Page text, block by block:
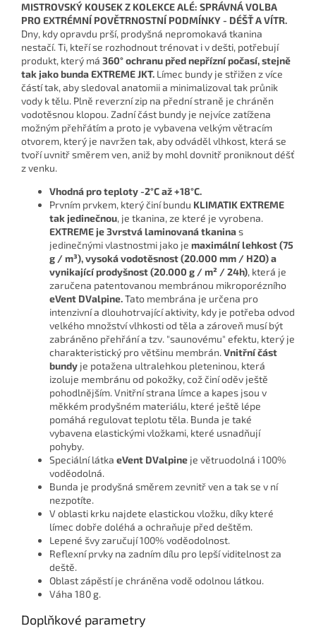
MISTROVSKÝ KOUSEK Z KOLEKCE ALÉ: SPRÁVNÁ VOLBA
PRO EXTRÉMNÍ POVĚTRNOSTNÍ PODMÍNKY - DÉŠŤ A VÍTR.
Dny, kdy opravdu prší, prodyšná nepromokavá tkanina
nestačí. Ti, kteří se rozhodnout trénovat i v dešti, potřebují
produkt, který má 360° ochranu před nepřízní počasí, stejně
tak jako bunda EXTREME JKT. Límec bundy je střižen z více
částí tak, aby sledoval anatomii a minimalizoval tak průnik
vody k tělu. Plně reverzní zip na přední straně je chráněn
vodotěsnou klopou. Zadní část bundy je nejvíce zatížena
možným přehřátím a proto je vybavena velkým větracím
otvorem, který je navržen tak, aby odváděl vlhkost, která se
tvoří uvnitř směrem ven, aniž by mohl dovnitř proniknout déšť
z venku.
Vhodná pro teploty -2°C až +18°C.
Prvním prvkem, který činí bundu KLIMATIK EXTREME
tak jedinečnou, je tkanina, ze které je vyrobena.
EXTREME je 3vrstvá laminovaná tkaninas
jedinečnými vlastnostmi jako je maximální lehkost (75
g / m³), ​​vysoká vodotěsnost (20.000 mm / H2O) a
vynikající prodyšnost (20.000 g / m² / 24h), která je
zaručena patentovanou membránou mikroporézního
eVent DValpine.Tato membrána je určena pro
intenzivní a dlouhotrvající aktivity, kdy je potřeba odvod
velkého množství vlhkosti od těla a zároveň musí být
zabráněno přehřání a tzv. "saunovému" efektu, který je
charakteristický pro většinu membrán. Vnitřní část
bundy je potažena ultralehkou pleteninou, která
izoluje membránu od pokožky, což činí oděv ještě
pohodlnějším. Vnitřní strana límce a kapes jsou v
měkkém prodyšném materiálu, které ještě lépe
pomáhá regulovat teplotu těla. Bunda je také
vybavena elastickými vložkami, které usnadňují
pohyby.
Speciální látka eVent DValpine je větruodolná i 100%
voděodolná.
Bunda je prodyšná směrem zevnitř ven a tak se v ní
nezpotíte.
V oblasti krku najdete elastickou vložku, díky které
límec dobře doléhá a ochraňuje před deštěm.
Lepené švy zaručují 100% voděodolnost.
Reflexní prvky na zadním dílu pro lepší viditelnost za
deště.
Oblast zápěstí je chráněna vodě odolnou látkou.
Váha 180 g.
Doplňkové parametry